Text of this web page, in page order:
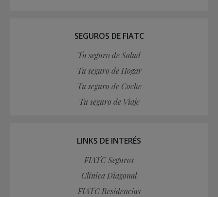
SEGUROS DE FIATC
Tu seguro de Salud
Tu seguro de Hogar
Tu seguro de Coche
Tu seguro de Viaje
LINKS DE INTERÉS
FIATC Seguros
Clínica Diagonal
FIATC Residencias